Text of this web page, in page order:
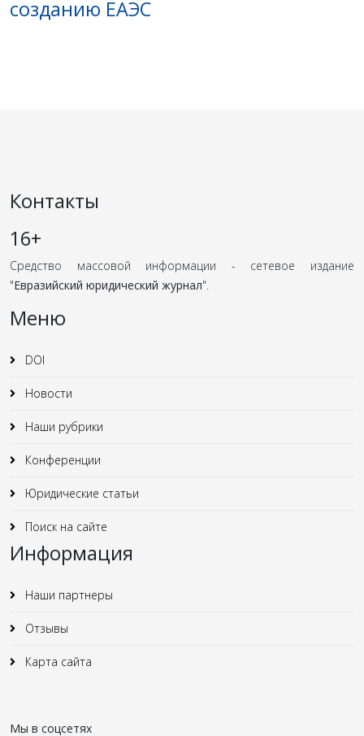
созданию ЕАЭС
Контакты
16+
Средство массовой информации - сетевое издание
"Евразийский юридический журнал".
Меню
DOI
Новости
Наши рубрики
Конференции
Юридические статьи
Поиск на сайте
Информация
Наши партнеры
Отзывы
Карта сайта
Мы в соцсетях